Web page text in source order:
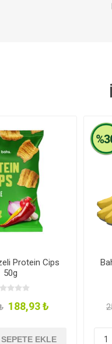
Protein Cips
50g
188,93 ₺
SEPETE EKLE